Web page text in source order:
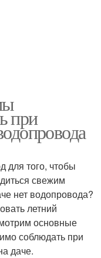
при
для того, чтобы
свежим
нет водопровода?
летний
основные
соблюдать при
даче.